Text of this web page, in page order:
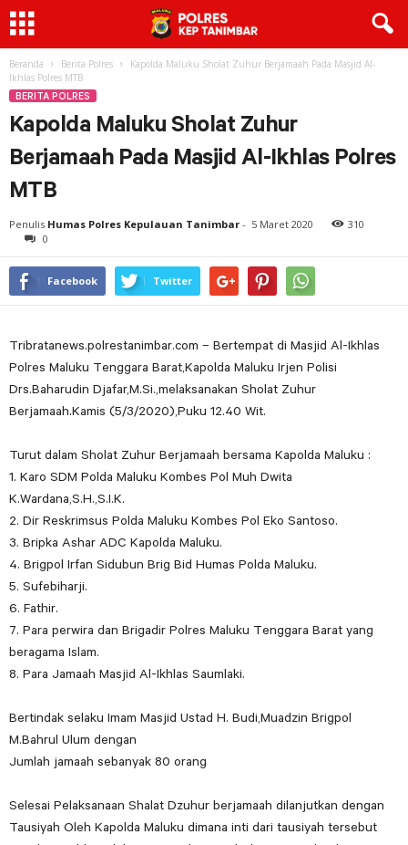
Beranda Berita Polres
Kapolda Maluku Sholat Zuhur Berjamaah Pada Masjid Al-
Ikhlas Polres MTB
BERITA POLRES
Kapolda Maluku Sholat Zuhur
Berjamaah Pada Masjid Al-Ikhlas Polres
MTB
Penulis Humas Polres Kepulauan Tanimbar - 5 Maret 2020
310
0
Facebook Twitter
Tribratanews.polrestanimbar.com – Bertempat di Masjid Al-Ikhlas
Polres Maluku Tenggara Barat,Kapolda Maluku Irjen Polisi
Drs.Baharudin Djafar,M.Si.,melaksanakan Sholat Zuhur
Berjamaah.Kamis (5/3/2020),Puku 12.40 Wit.
Turut dalam Sholat Zuhur Berjamaah bersama Kapolda Maluku :
1. Karo SDM Polda Maluku Kombes Pol Muh Dwita
K.Wardana,S.H.,S.I.K.
2. Dir Reskrimsus Polda Maluku Kombes Pol Eko Santoso.
3. Bripka Ashar ADC Kapolda Maluku.
4. Brigpol Irfan Sidubun Brig Bid Humas Polda Maluku.
5. Sufebiharji.
6. Fathir.
7. Para perwira dan Brigadir Polres Maluku Tenggara Barat yang
beragama Islam.
8. Para Jamaah Masjid Al-Ikhlas Saumlaki.
Bertindak selaku Imam Masjid Ustad H. Budi,Muadzin Brigpol
M.Bahrul Ulum dengan
Jumlah jamaah sebanyak 80 orang
Selesai Pelaksanaan Shalat Dzuhur berjamaah dilanjutkan dengan
Tausiyah Oleh Kapolda Maluku dimana inti dari tausiyah tersebut